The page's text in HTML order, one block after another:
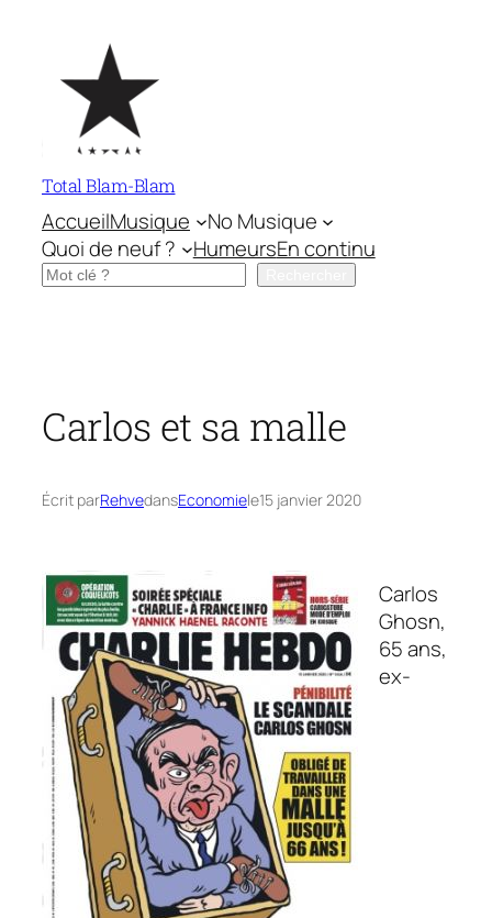
contenu
Total Blam-Blam
AccueilMusique
No Musique
Quoi de neuf ?
HumeursEn continu
Rechercher
Carlos et sa malle
Écrit parRehvedansEconomiele15 janvier 2020
Carlos
Ghosn,
65 ans,
ex-